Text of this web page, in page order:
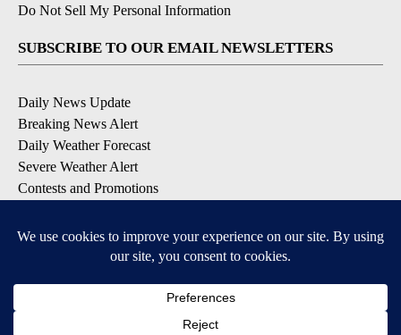
Do Not Sell My Personal Information
SUBSCRIBE TO OUR EMAIL NEWSLETTERS
Daily News Update
Breaking News Alert
Daily Weather Forecast
Severe Weather Alert
Contests and Promotions